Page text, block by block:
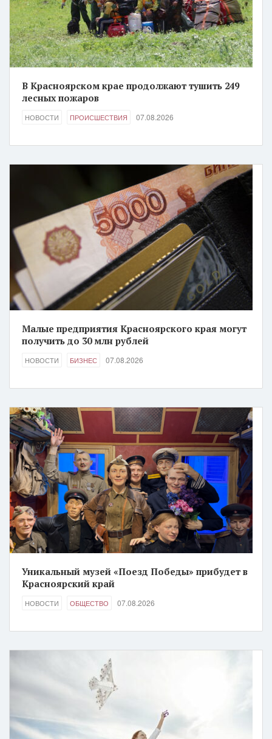
В Красноярском крае продолжают тушить 249
лесных пожаров
НОВОСТИ ПРОИСШЕСТВИЯ 07.08.2026
Малые предприятия Красноярского края могут
получить до 30 млн рублей
НОВОСТИ БИЗНЕС 07.08.2026
Уникальный музей «Поезд Победы» прибудет в
Красноярский край
НОВОСТИ ОБЩЕСТВО 07.08.2026